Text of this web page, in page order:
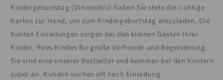
Kindergeburtstag (Dinomotiv) haben Sie stets die richtige
Karten zur Hand, um zum Kindergeburtstag einzuladen. Die
bunten Einladungen sorgen bei den kleinen Gästen Ihrer
Kinder, Ihres Kindes für große Vorfreude und Begeisterung.
Sie sind eine unserer Bestseller und kommen bei den Kindern
super an. Kunden suchen oft nach Einladung